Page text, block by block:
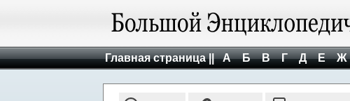
Главная страница || А Б В Г Д Е Ж